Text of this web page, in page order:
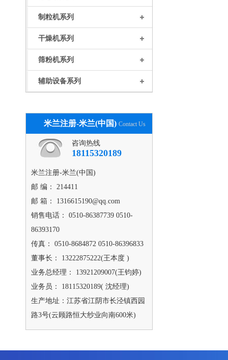
制粒机系列
干燥机系列
筛粉机系列
辅助设备系列
米兰注册-米兰(中国) Contact Us
咨询热线
18115320189
米兰注册-米兰(中国)
邮 编： 214411
邮 箱： 1316615190@qq.com
销售电话： 0510-86387739 0510-
86393170
传真： 0510-8684872 0510-86396833
董事长： 13222875222(王本度 )
业务总经理： 13921209007(王钧婷)
业务员： 18115320189( 沈经理)
生产地址：江苏省江阴市长泾镇西园
路3号(云顾路恒大纱业向南600米)